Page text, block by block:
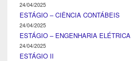
24/04/2025
ESTÁGIO – CIÊNCIA CONTÁBEIS
24/04/2025
ESTÁGIO – ENGENHARIA ELÉTRICA
24/04/2025
ESTÁGIO II